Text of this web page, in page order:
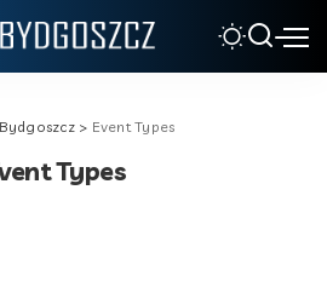
> Event Types
Types